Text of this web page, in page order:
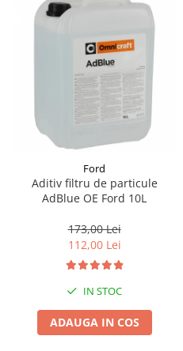
Ford
Aditiv filtru de particule
AdBlue OE Ford 10L
173,00 Lei
112,00 Lei
IN STOC
ADAUGA IN COS